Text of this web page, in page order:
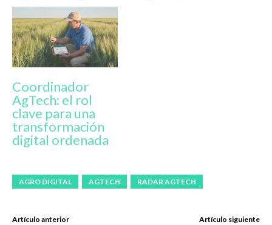
Coordinador
AgTech: el rol
clave para una
transformación
digital ordenada
AGRO DIGITAL AGTECH RADAR AGTECH
Artículo anterior Artículo siguiente